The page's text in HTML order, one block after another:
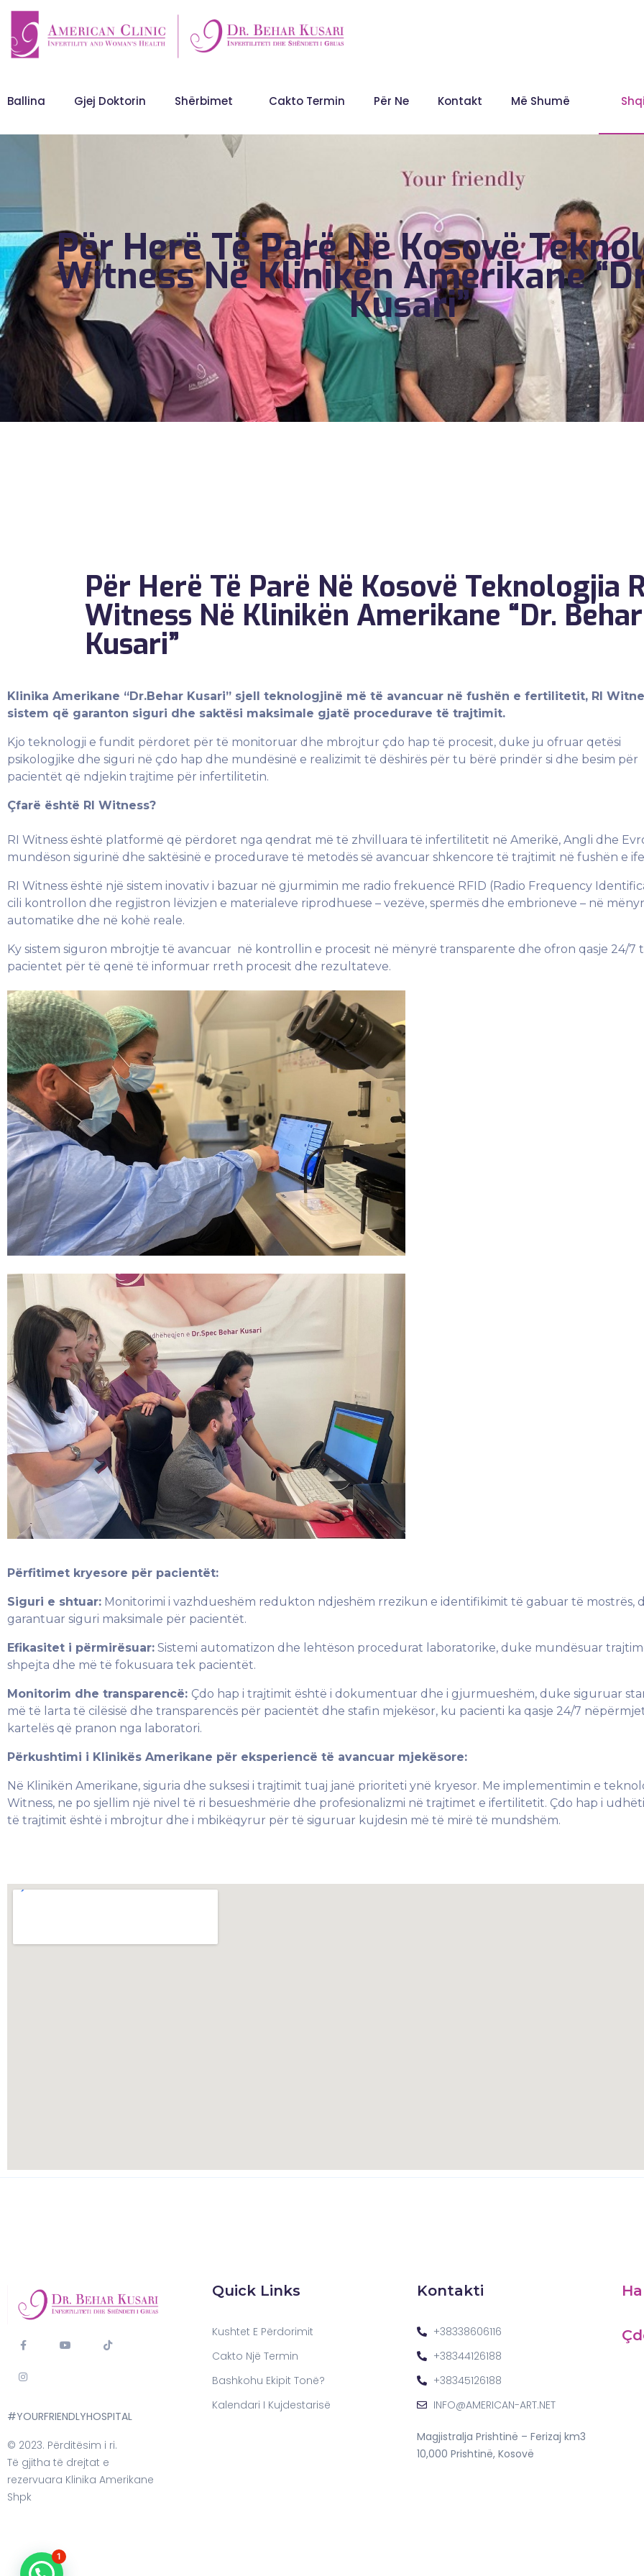
Ballina Gjej Doktorin Shërbimet Cakto Termin Për Ne Kontakt Më Shumë
Për Herë Të Parë Në Kosovë
Witness Në Klinikën Amerikane
Kusari”
Për Herë Të Parë Në Kosovë Teknologjia
Witness Në Klinikën Amerikane “Dr. Behar
Kusari”
Klinika Amerikane “Dr.Behar Kusari” sjell teknologjinë më të avancuar në fushën e fertilitetit, RI
sistem që garanton siguri dhe saktësi maksimale gjatë procedurave të trajtimit.
Kjo teknologji e fundit përdoret për të monitoruar dhe mbrojtur çdo hap të procesit, duke ju ofruar qetësi
psikologjike dhe siguri në çdo hap dhe mundësinë e realizimit të dëshirës për tu bërë prindër si dhe besim për
pacientët që ndjekin trajtime për infertilitetin.
Çfarë është RI Witness?
RI Witness është platformë që përdoret nga qendrat më të zhvilluara të infertilitetit në Amerikë, Angli dhe
mundëson sigurinë dhe saktësinë e procedurave të metodës së avancuar shkencore të trajtimit në fushën e
RI Witness është një sistem inovativ i bazuar në gjurmimin me radio frekuencë RFID (Radio Frequency
cili kontrollon dhe regjistron lëvizjen e materialeve riprodhuese – vezëve, spermës dhe embrioneve – në
automatike dhe në kohë reale.
Ky sistem siguron mbrojtje të avancuar në kontrollin e procesit në mënyrë transparente dhe ofron qasje 24/7
pacientet për të qenë të informuar rreth procesit dhe rezultateve.
Përfitimet kryesore për pacientët:
Siguri e shtuar: Monitorimi i vazhdueshëm redukton ndjeshëm rrezikun e identifikimit të gabuar të mostrës,
garantuar siguri maksimale për pacientët.
Efikasitet i përmirësuar: Sistemi automatizon dhe lehtëson procedurat laboratorike, duke mundësuar
shpejta dhe më të fokusuara tek pacientët.
Monitorim dhe transparencë: Çdo hap i trajtimit është i dokumentuar dhe i gjurmueshëm, duke siguruar
më të larta të cilësisë dhe transparencës për pacientët dhe stafin mjekësor, ku pacienti ka qasje 24/7
kartelës që pranon nga laboratori.
Përkushtimi i Klinikës Amerikane për eksperiencë të avancuar mjekësore:
Në Klinikën Amerikane, siguria dhe suksesi i trajtimit tuaj janë prioriteti ynë kryesor. Me implementimin e
Witness, ne po sjellim një nivel të ri besueshmërie dhe profesionalizmi në trajtimet e ifertilitetit. Çdo hap i
të trajtimit është i mbrojtur dhe i mbikëqyrur për të siguruar kujdesin më të mirë të mundshëm.
#YOURFRIENDLYHOSPITAL
© 2023. Përditësim i ri.
Të gjitha të drejtat e
rezervuara Klinika Amerikane
Shpk
Quick Links
Kushtet E Përdorimit
Cakto Një Termin
Bashkohu Ekipit Tonë?
Kalendari I Kujdestarisë
Kontakti
+38338606116
+38344126188
+38345126188
INFO@AMERICAN-ART.NET
Magjistralja Prishtinë – Ferizaj km3
10,000 Prishtinë, Kosovë
1